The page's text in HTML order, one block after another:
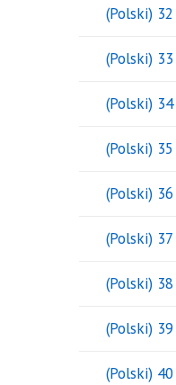
(Polski) 32
(Polski) 33
(Polski) 34
(Polski) 35
(Polski) 36
(Polski) 37
(Polski) 38
(Polski) 39
(Polski) 40